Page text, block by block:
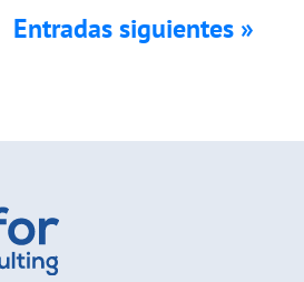
Entradas siguientes »